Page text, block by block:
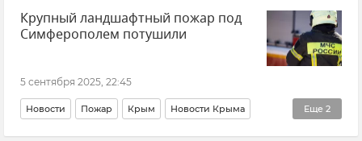
Новости
Крупный ландшафтный пожар под
Симферополем потушили
5 сентября 2025, 22:45
Еще 2
Новости Пожар Крым Новости Крыма
ГУ МЧС РФ по Республике Крым